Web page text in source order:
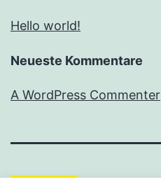
Hello world!
Neueste Kommentare
A WordPress Commenter